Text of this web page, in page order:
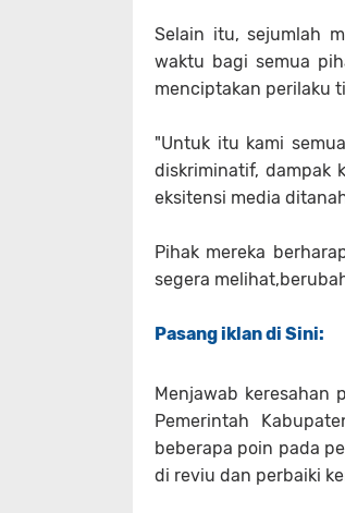
Selain itu, sejumlah
waktu bagi semua
menciptakan perilaku
"Untuk itu kami
diskriminatif, dampak
eksitensi media
Pihak mereka
segera
Pasang iklan di Sini:
Menjawab keresahan
Pemerintah
beberapa poin pada
di reviu dan perbaiki